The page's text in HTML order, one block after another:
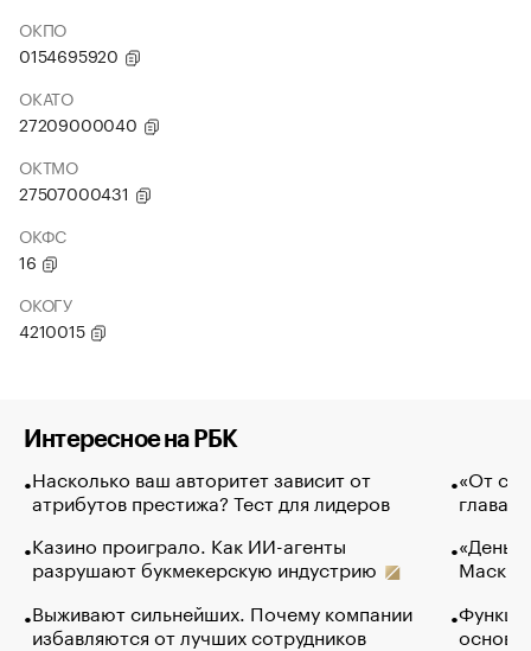
ОКПО
0154695920
ОКАТО
27209000040
ОКТМО
27507000431
ОКФС
16
ОКОГУ
4210015
Интересное на РБК
Насколько ваш авторитет зависит от
атрибутов престижа? Тест для лидеров
Казино проиграло. Как ИИ-агенты
разрушают букмекерскую индустрию
Выживают сильнейших. Почему компании
избавляются от лучших сотрудников
«От
глава
Маск в
основ